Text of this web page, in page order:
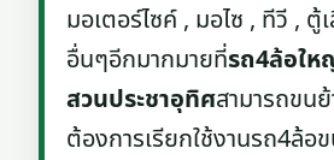
มอเตอร์ไซค์ , มอไซ , ทีวี , ตู้
อื่นๆอีกมากมายที่รถ4ล้อใ
สวนประชาอุทิศสามารถขน
ต้องการเรียกใช้งานรถ4ล้